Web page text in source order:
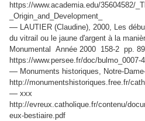
https://www.academia.edu/35604582/
_Origin_and_Development_
— LAUTIER (Claudine), 2000, Les
du vitrail ou le jaune d'argent à la
Monumental Année 2000 158-2 pp.
https://www.persee.fr/doc/bulmo_0007-
— Monuments historiques, Notre-
http://monumentshistoriques.free.fr/
— xxx
http://evreux.catholique.fr/contenu/
eux-bestiaire.pdf